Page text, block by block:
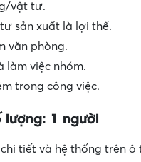
vật tư.
sản xuất là lợi thế.
văn phòng.
làm việc nhóm.
trong công việc.
lượng: 1 người
tiết và hệ thống trên